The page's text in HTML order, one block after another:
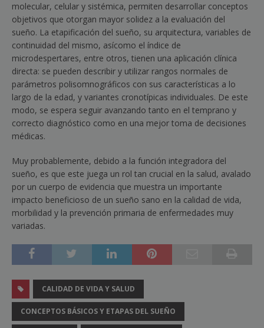
molecular, celular y sistémica, permiten desarrollar conceptos
objetivos que otorgan mayor solidez a la evaluación del
sueño. La etapificación del sueño, su arquitectura, variables de
continuidad del mismo, asícomo el índice de
microdespertares, entre otros, tienen una aplicación clínica
directa: se pueden describir y utilizar rangos normales de
parámetros polisomnográficos con sus características a lo
largo de la edad, y variantes cronotípicas individuales. De este
modo, se espera seguir avanzando tanto en el temprano y
correcto diagnóstico como en una mejor toma de decisiones
médicas.
Muy probablemente, debido a la función integradora del
sueño, es que este juega un rol tan crucial en la salud, avalado
por un cuerpo de evidencia que muestra un importante
impacto beneficioso de un sueño sano en la calidad de vida,
morbilidad y la prevención primaria de enfermedades muy
variadas.
CALIDAD DE VIDA Y SALUD
CONCEPTOS BÁSICOS Y ETAPAS DEL SUEÑO